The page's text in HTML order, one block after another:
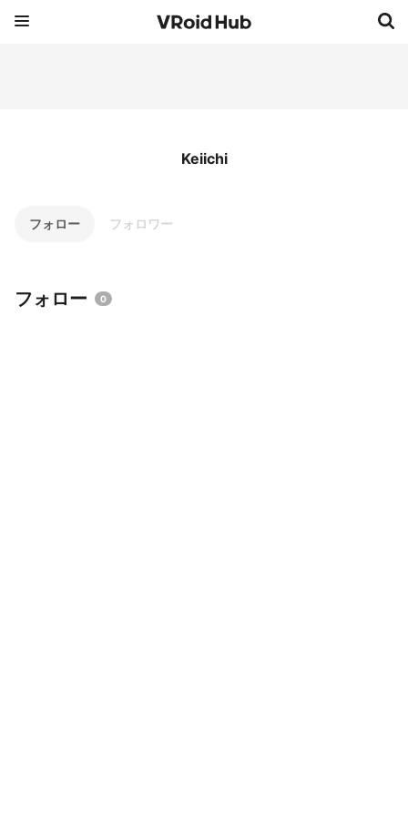
Keiichi
フォロー フォロワー
フォロー 0